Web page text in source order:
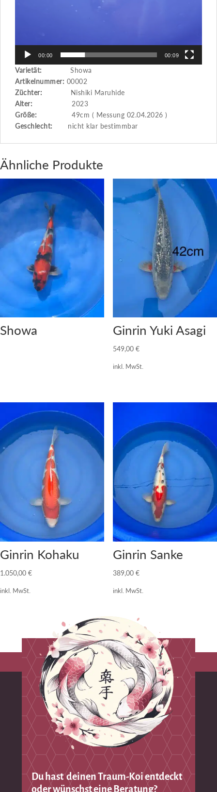
00:00 00:09
Varietät: Showa
Artikelnummer: 00002
Züchter: Nishiki Maruhide
Alter: 2023
Größe: 49cm ( Messung 02.04.2026 )
Geschlecht: nicht klar bestimmbar
Ähnliche Produkte
Showa Ginrin Yuki Asagi
549,00 €
inkl. MwSt.
Ginrin Kohaku
1.050,00 €
inkl. MwSt.
Ginrin Sanke
389,00 €
inkl. MwSt.
Du hast deinen Traum-Koi entdeckt
oder wünschst eine Beratung?